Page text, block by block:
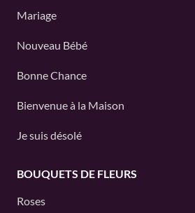
Mariage
Nouveau Bébé
Bonne Chance
Bienvenue à la Maison
Je suis désolé
BOUQUETS DE FLEURS
Roses